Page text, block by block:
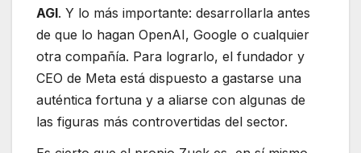
AGI. Y lo más importante: desarrollarla antes
de que lo hagan OpenAI, Google o cualquier
otra compañía. Para lograrlo, el fundador y
CEO de Meta está dispuesto a gastarse una
auténtica fortuna y a aliarse con algunas de
las figuras más controvertidas del sector.